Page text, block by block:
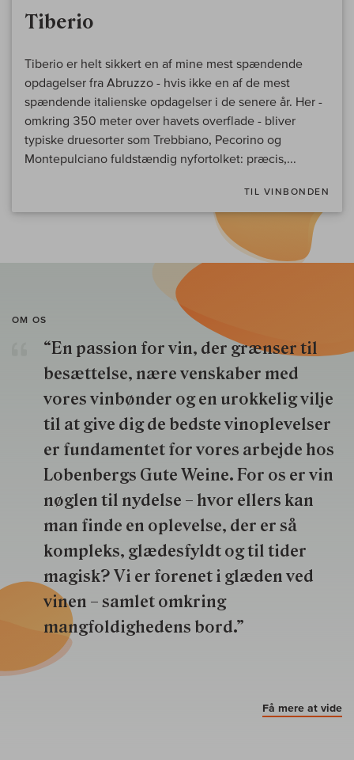
Tiberio
Tiberio er helt sikkert en af mine mest spændende
opdagelser fra Abruzzo - hvis ikke en af de mest
spændende italienske opdagelser i de senere år. Her -
omkring 350 meter over havets overflade - bliver
typiske druesorter som Trebbiano, Pecorino og
Montepulciano fuldstændig nyfortolket: præcis,...
TIL VINBONDEN
OM OS
“En passion for vin, der grænser til
besættelse, nære venskaber med
vores vinbønder og en urokkelig vilje
til at give dig de bedste vinoplevelser
er fundamentet for vores arbejde hos
Lobenbergs Gute Weine. For os er vin
nøglen til nydelse – hvor ellers kan
man finde en oplevelse, der er så
kompleks, glædesfyldt og til tider
magisk? Vi er forenet i glæden ved
vinen – samlet omkring
mangfoldighedens bord.”
Få mere at vide